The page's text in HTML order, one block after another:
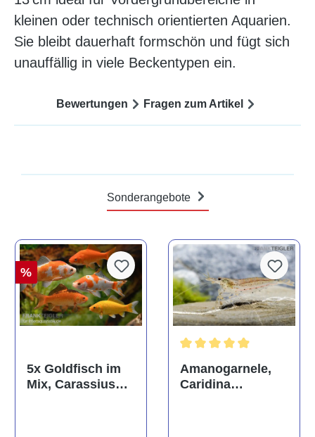
kleinen oder technisch orientierten Aquarien.
Sie bleibt dauerhaft formschön und fügt sich
unauffällig in viele Beckentypen ein.
Bewertungen Fragen zum Artikel
Sonderangebote
%
5x Goldfisch im
Mix, Carassius
Amanogarnele,
Caridina